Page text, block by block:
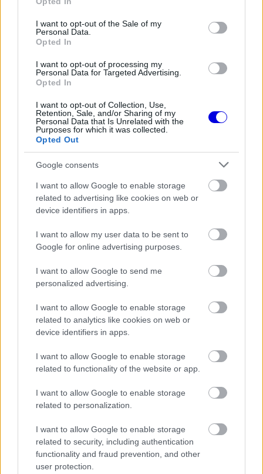
use your data for below specified purposes in below Google
consent section.
I want to opt-out of the Sale of my
Personal Data.
Opted In
I want to opt-out of processing my
Personal Data for Targeted Advertising.
Opted In
I want to opt-out of Collection, Use,
Retention, Sale, and/or Sharing of my
Personal Data that Is Unrelated with the
Purposes for which it was collected.
Opted Out
Google consents
I want to allow Google to enable storage
related to advertising like cookies on web or
device identifiers in apps.
I want to allow my user data to be sent to
Google for online advertising purposes.
I want to allow Google to send me
personalized advertising.
I want to allow Google to enable storage
related to analytics like cookies on web or
device identifiers in apps.
I want to allow Google to enable storage
related to functionality of the website or app.
I want to allow Google to enable storage
related to personalization.
I want to allow Google to enable storage
related to security, including authentication
functionality and fraud prevention, and other
user protection.
EZEKET IS AJÁNLJUK
FORMA-1
Súlyos figyelmeztetést kapott a
Fontos kulcsembert csábított át
riválisától a Red Bull
Óriási átalakulás a Ferrarinál,
miközben baljós árnyak vetülnek a
Holland Nagydíjra
A négyszeres világbajnok hiába teljesített ismét a
határon túl, a szakértő szerint az istálló továbbra
sem tudta teljesen megoldani a korábbi
fejlesztések ellenére is fennálló egyensúlyi
problémákat. A pattogás nemcsak a
vezethetőséget rontja, hanem az aerodinamikai
hatékonyságot is tönkreteszi.